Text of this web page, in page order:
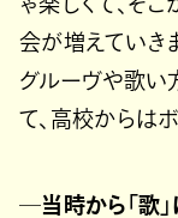
会が増えていき
グルーヴや歌い
て、高校からは
─当時から「歌